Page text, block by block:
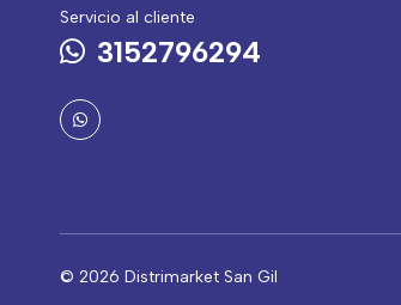
Servicio al cliente
3152796294
© 2026 Distrimarket San Gil